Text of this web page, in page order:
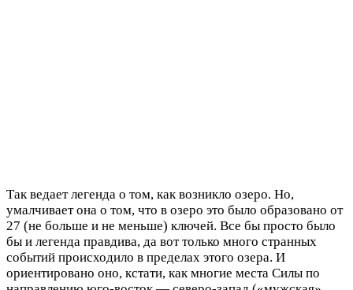
Так ведает легенда о том, как возникло озеро. Но,
умалчивает она о том, что в озеро это было образовано от
27 (не больше и не меньше) ключей. Все бы просто было
бы и легенда правдива, да вот только много странных
событий происходило в пределах этого озера. И
ориентировано оно, кстати, как многие места Силы по